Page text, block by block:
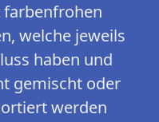
farbenfrohen
welche jeweils
haben und
gemischt oder
werden